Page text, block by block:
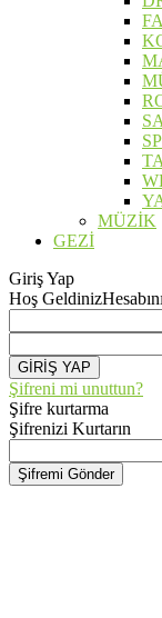
MÜZİK
GEZİ
Giriş Yap
Hoş Geldiniz
Şifreni mi unuttun?
Şifre kurtarma
Şifrenizi Kurtarın